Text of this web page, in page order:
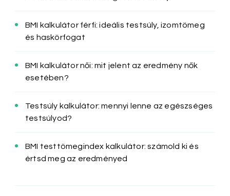
BMI kalkulátor férfi: ideális testsúly, izomtömeg
és haskörfogat
BMI kalkulátor női: mit jelent az eredmény nők
esetében?
Testsúly kalkulátor: mennyi lenne az egészséges
testsúlyod?
BMI testtömegindex kalkulátor: számold ki és
értsd meg az eredményed